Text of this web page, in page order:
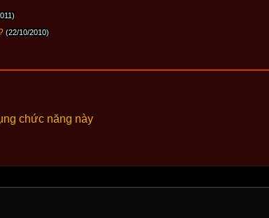
(22/10/2010)
chức năng này